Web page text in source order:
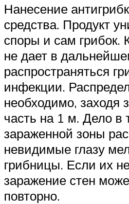
Нанесение
средства. Продукт
споры и сам грибок.
не дает в
распространяться
инфекции.
необходимо, заходя
часть на 1 м. Дело в
зараженной зоны
невидимые глазу
грибницы. Если их
заражение стен
повторно.